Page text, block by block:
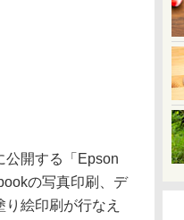
開する「Epson
の写真印刷、デ
絵印刷が行なえ